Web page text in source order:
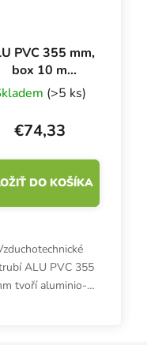
PVC 355 mm,
box 10 m
potrubí
(>5 ks)
€74,33
DO KOŠÍKA
ALU PVC 355
tvoří aluminio-